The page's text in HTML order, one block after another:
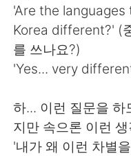
Italiano
Português
'Are the
Korea different?' (
를 쓰나요?)
'Yes... very
하... 이런 질문을
지만 속으론 이런
'내가 왜 이런 차별